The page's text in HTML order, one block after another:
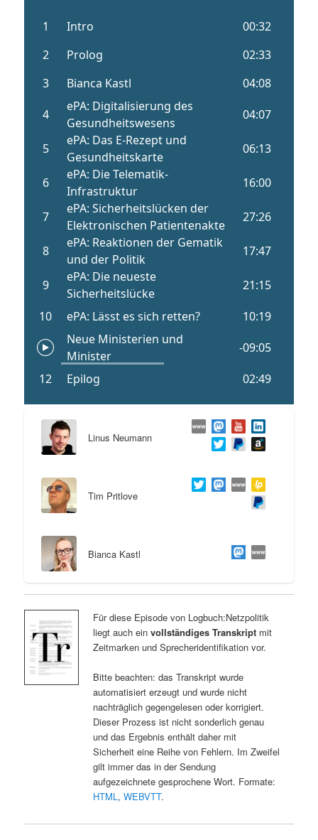
Linus Neumann
Tim Pritlove
Bianca Kastl
Für diese Episode von Logbuch:Netzpolitik
liegt auch ein vollständiges Transkriptmit
Zeitmarken und Sprecheridentifikation vor.
Bitte beachten: das Transkript wurde
automatisiert erzeugt und wurde nicht
nachträglich gegengelesen oder korrigiert.
Dieser Prozess ist nicht sonderlich genau
und das Ergebnis enthält daher mit
Sicherheit eine Reihe von Fehlern. Im Zweifel
gilt immer das in der Sendung
aufgezeichnete gesprochene Wort. Formate:
HTML, WEBVTT.